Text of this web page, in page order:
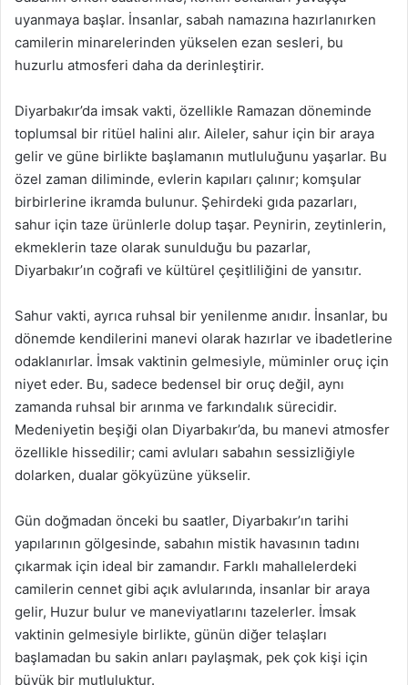
uyanmaya başlar. İnsanlar, sabah namazına hazırlanırken
camilerin minarelerinden yükselen ezan sesleri, bu
huzurlu atmosferi daha da derinleştirir.
Diyarbakır’da imsak vakti, özellikle Ramazan döneminde
toplumsal bir ritüel halini alır. Aileler, sahur için bir araya
gelir ve güne birlikte başlamanın mutluluğunu yaşarlar. Bu
özel zaman diliminde, evlerin kapıları çalınır; komşular
birbirlerine ikramda bulunur. Şehirdeki gıda pazarları,
sahur için taze ürünlerle dolup taşar. Peynirin, zeytinlerin,
ekmeklerin taze olarak sunulduğu bu pazarlar,
Diyarbakır’ın coğrafi ve kültürel çeşitliliğini de yansıtır.
Sahur vakti, ayrıca ruhsal bir yenilenme anıdır. İnsanlar, bu
dönemde kendilerini manevi olarak hazırlar ve ibadetlerine
odaklanırlar. İmsak vaktinin gelmesiyle, müminler oruç için
niyet eder. Bu, sadece bedensel bir oruç değil, aynı
zamanda ruhsal bir arınma ve farkındalık sürecidir.
Medeniyetin beşiği olan Diyarbakır’da, bu manevi atmosfer
özellikle hissedilir; cami avluları sabahın sessizliğiyle
dolarken, dualar gökyüzüne yükselir.
Gün doğmadan önceki bu saatler, Diyarbakır’ın tarihi
yapılarının gölgesinde, sabahın mistik havasının tadını
çıkarmak için ideal bir zamandır. Farklı mahallelerdeki
camilerin cennet gibi açık avlularında, insanlar bir araya
gelir, Huzur bulur ve maneviyatlarını tazelerler. İmsak
vaktinin gelmesiyle birlikte, günün diğer telaşları
başlamadan bu sakin anları paylaşmak, pek çok kişi için
büyük bir mutluluktur.